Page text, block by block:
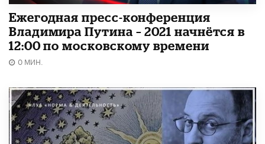
Ежегодная пресс-конференция
Владимира Путина – 2021 начнётся в
12:00 по московскому времени
0 МИН.